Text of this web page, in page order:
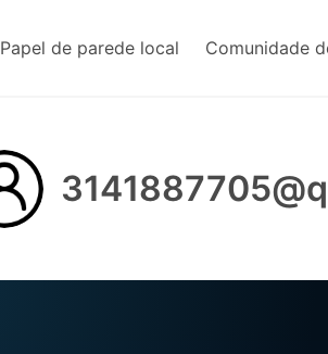
Papel de parede local Comunidade